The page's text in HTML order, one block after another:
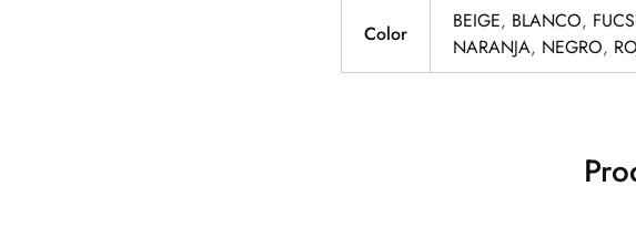
Color
BEIGE, BLANCO,
NARANJA, NEGRO,